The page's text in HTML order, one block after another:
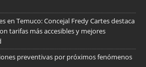
en Temuco: Concejal Fredy Cartes destaca
tarifas más accesibles y mejores
preventivas por próximos fenómenos